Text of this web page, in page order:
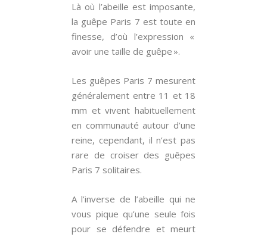
Là où l’abeille est imposante,
la guêpe Paris 7 est toute en
finesse, d’où l’expression «
avoir une taille de guêpe ».
Les guêpes Paris 7 mesurent
généralement entre 11 et 18
mm et vivent habituellement
en communauté autour d’une
reine, cependant, il n’est pas
rare de croiser des guêpes
Paris 7 solitaires.
A l’inverse de l’abeille qui ne
vous pique qu’une seule fois
pour se défendre et meurt